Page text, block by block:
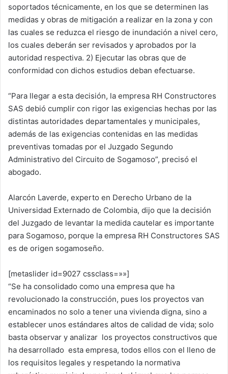
soportados técnicamente, en los que se determinen las
medidas y obras de mitigación a realizar en la zona y con
las cuales se reduzca el riesgo de inundación a nivel cero,
los cuales deberán ser revisados y aprobados por la
autoridad respectiva. 2) Ejecutar las obras que de
conformidad con dichos estudios deban efectuarse.
“Para llegar a esta decisión, la empresa RH Constructores
SAS debió cumplir con rigor las exigencias hechas por las
distintas autoridades departamentales y municipales,
además de las exigencias contenidas en las medidas
preventivas tomadas por el Juzgado Segundo
Administrativo del Circuito de Sogamoso”, precisó el
abogado.
Alarcón Laverde, experto en Derecho Urbano de la
Universidad Externado de Colombia, dijo que la decisión
del Juzgado de levantar la medida cautelar es importante
para Sogamoso, porque la empresa RH Constructores SAS
es de origen sogamoseño.
[metaslider id=9027 cssclass=»»]
“Se ha consolidado como una empresa que ha
revolucionado la construcción, pues los proyectos van
encaminados no solo a tener una vivienda digna, sino a
establecer unos estándares altos de calidad de vida; solo
basta observar y analizar los proyectos constructivos que
ha desarrollado esta empresa, todos ellos con el lleno de
los requisitos legales y respetando la normativa